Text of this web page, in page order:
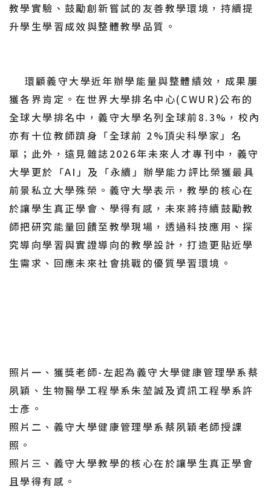
教學實驗、鼓勵創新嘗試的友善教學環境，持續提
升學生學習成效與整體教學品質。
環顧義守大學近年辦學能量與整體績效，成果屢
獲各界肯定。在世界大學排名中心(CWUR)公布的
全球大學排名中，義守大學名列全球前8.3%，校內
亦有十位教師躋身「全球前 2%頂尖科學家」名
單；此外，遠見雜誌2026年未來人才專刊中，義守
大學更於「AI」及「永續」辦學能力評比榮獲最具
前景私立大學殊榮。義守大學表示，教學的核心在
於讓學生真正學會、學得有感，未來將持續鼓勵教
師把研究能量回饋至教學現場，透過科技應用、探
究導向學習與實證導向的教學設計，打造更貼近學
生需求、回應未來社會挑戰的優質學習環境。
照片一、獲獎老師-左起為義守大學健康管理學系蔡
夙穎、生物醫學工程學系朱堃誠及資訊工程學系許
士彥。
照片二、義守大學健康管理學系蔡夙穎老師授課
照。
照片三、義守大學教學的核心在於讓學生真正學會
且學得有感。